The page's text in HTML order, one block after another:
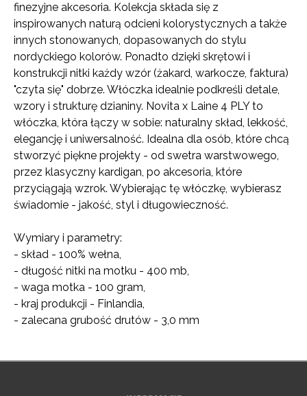
finezyjne akcesoria. Kolekcja składa się z
inspirowanych naturą odcieni kolorystycznych a także
innych stonowanych, dopasowanych do stylu
nordyckiego kolorów. Ponadto dzięki skrętowi i
konstrukcji nitki każdy wzór (żakard, warkocze, faktura)
"czyta się" dobrze. Włóczka idealnie podkreśli detale,
wzory i strukturę dzianiny. Novita x Laine 4 PLY to
włóczka, która łączy w sobie: naturalny skład, lekkość,
elegancję i uniwersalność. Idealna dla osób, które chcą
stworzyć piękne projekty - od swetra warstwowego,
przez klasyczny kardigan, po akcesoria, które
przyciągają wzrok. Wybierając tę włóczkę, wybierasz
świadomie - jakość, styl i długowieczność.
Wymiary i parametry:
- skład - 100% wełna,
- długość nitki na motku - 400 mb,
- waga motka - 100 gram,
- kraj produkcji - Finlandia,
- zalecana grubość drutów - 3,0 mm